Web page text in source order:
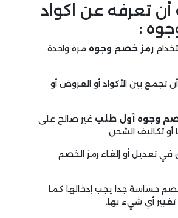
تعرفه عن اكواد
:
رمز خصم وجوه مرة واحدة
تجمع بين الأكواد أو العروض أو
وجوه أول طلب غير صالح على
أو تكاليف الشحن.
في تعديل أو إلغاء رمز الخصم
حساسة جدا يجب إدخالها كما
أي شيء بها.